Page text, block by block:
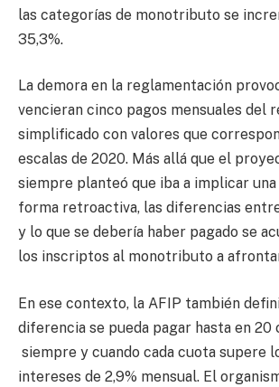
las categorías de monotributo se
35,3%.
La demora en la reglamentación
vencieran cinco pagos mensuales del
simplificado con valores que
escalas de 2020. Más allá que el
siempre planteó que iba a implicar
forma retroactiva, las diferencias
y lo que se debería haber pagado se
los inscriptos al monotributo a
En ese contexto, la AFIP también
diferencia se pueda pagar hasta en 20
siempre y cuando cada cuota supere
intereses de 2,9% mensual. El